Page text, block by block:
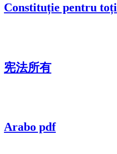
Constituție pentru toți
宪法所有
Arabo pdf